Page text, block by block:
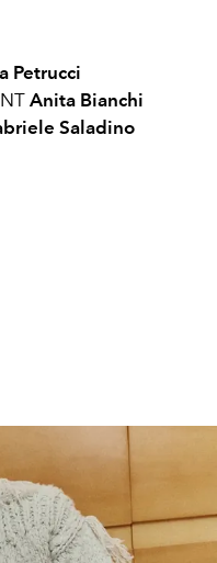
Petrucci
Anita Bianchi
Saladino